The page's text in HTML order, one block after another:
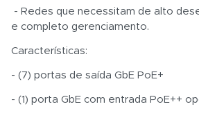
R$ 0,01
- Redes que necessitam de alto
e completo gerenciamento.
Características:
- (7) portas de saída GbE PoE+
- (1) porta GbE com entrada PoE++